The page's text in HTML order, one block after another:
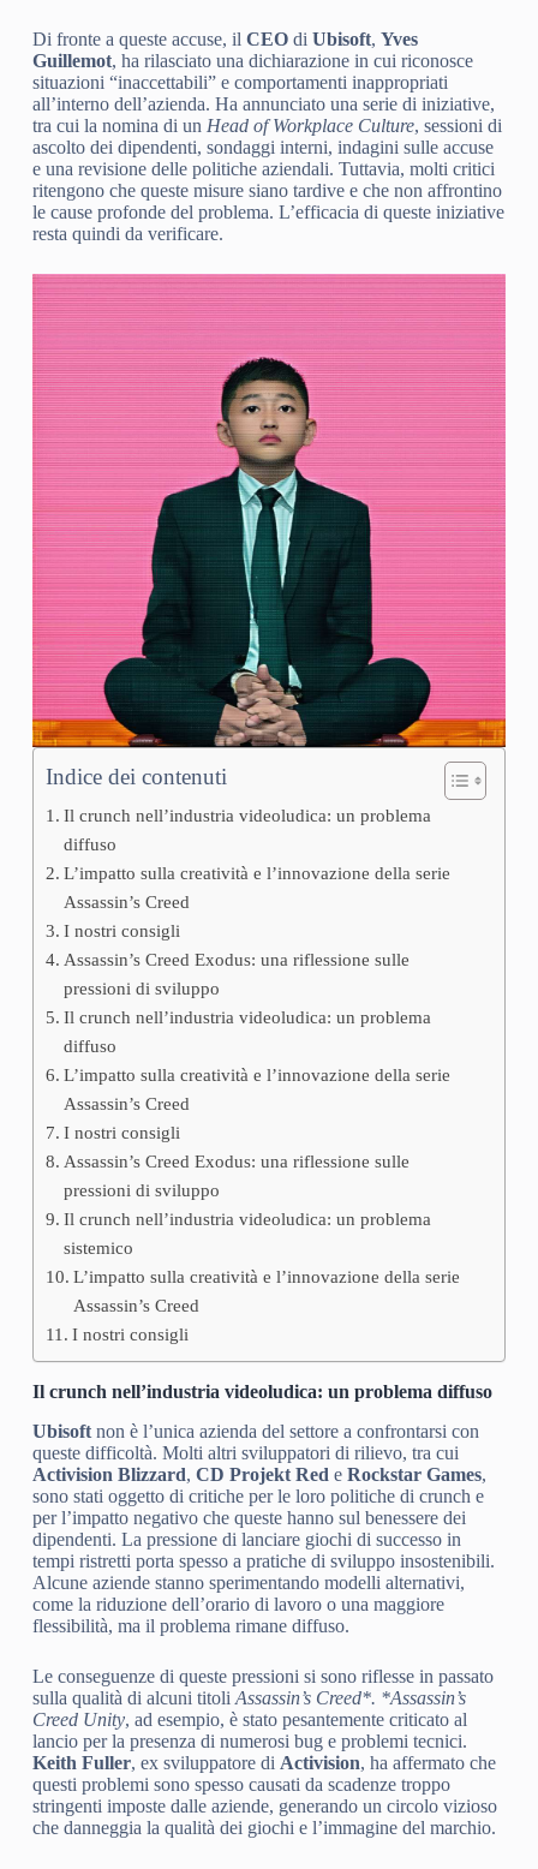
Di fronte a queste accuse, il CEOdi Ubisoft, Yves
Guillemot, ha rilasciato una dichiarazione in cui riconosce
situazioni “inaccettabili” e comportamenti inappropriati
all’interno dell’azienda. Ha annunciato una serie di iniziative,
tra cui la nomina di un Head of Workplace Culture, sessioni di
ascolto dei dipendenti, sondaggi interni, indagini sulle accuse
e una revisione delle politiche aziendali. Tuttavia, molti critici
ritengono che queste misure siano tardive e che non affrontino
le cause profonde del problema. L’efficacia di queste iniziative
resta quindi da verificare.
Indice dei contenuti
Il crunch nell’industria videoludica: un problema
diffuso
L’impatto sulla creatività e l’innovazione della serie
Assassin’s Creed
I nostri consigli
Assassin’s Creed Exodus: una riflessione sulle
pressioni di sviluppo
Il crunch nell’industria videoludica: un problema
diffuso
L’impatto sulla creatività e l’innovazione della serie
Assassin’s Creed
I nostri consigli
Assassin’s Creed Exodus: una riflessione sulle
pressioni di sviluppo
Il crunch nell’industria videoludica: un problema
sistemico
L’impatto sulla creatività e l’innovazione della serie
Assassin’s Creed
I nostri consigli
Il crunch nell’industria videoludica: un problema diffuso
Ubisoftnon è l’unica azienda del settore a confrontarsi con
queste difficoltà. Molti altri sviluppatori di rilievo, tra cui
Activision Blizzard, CD Projekt Red e Rockstar Games,
sono stati oggetto di critiche per le loro politiche di crunch e
per l’impatto negativo che queste hanno sul benessere dei
dipendenti. La pressione di lanciare giochi di successo in
tempi ristretti porta spesso a pratiche di sviluppo insostenibili.
Alcune aziende stanno sperimentando modelli alternativi,
come la riduzione dell’orario di lavoro o una maggiore
flessibilità, ma il problema rimane diffuso.
Le conseguenze di queste pressioni si sono riflesse in passato
sulla qualità di alcuni titoli Assassin’s Creed*. *Assassin’s
Creed Unity, ad esempio, è stato pesantemente criticato al
lancio per la presenza di numerosi bug e problemi tecnici.
Keith Fuller, ex sviluppatore di Activision, ha affermato che
questi problemi sono spesso causati da scadenze troppo
stringenti imposte dalle aziende, generando un circolo vizioso
che danneggia la qualità dei giochi e l’immagine del marchio.